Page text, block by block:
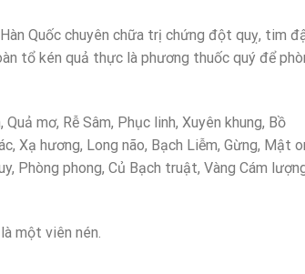
Quốc chuyên chữa trị chứng đột quỵ, tim
tổ kén quả thực là phương thuốc quý để
mơ, Rễ Sâm, Phục linh, Xuyên khung, Bồ
Xạ hương, Long não, Bạch Liễm, Gừng, Mật
Phòng phong, Củ Bạch truật, Vàng Cám
một viên nén.